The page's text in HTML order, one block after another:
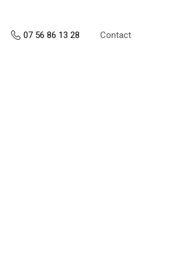
07 56 86 13 28 Contact